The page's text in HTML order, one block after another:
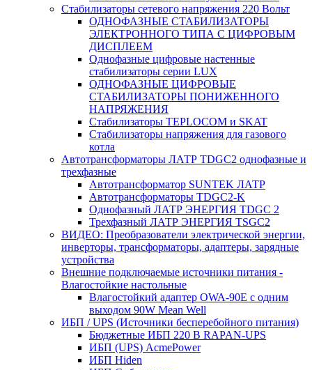
Стабилизаторы сетевого напряжения 220 Вольт
ОДНОФАЗНЫЕ СТАБИЛИЗАТОРЫ
ЭЛЕКТРОННОГО ТИПА С ЦИФРОВЫМ
ДИСПЛЕЕМ
Однофазные цифровые настенные
стабилизаторы серии LUX
ОДНОФАЗНЫЕ ЦИФРОВЫЕ
СТАБИЛИЗАТОРЫ ПОНИЖЕННОГО
НАПРЯЖЕНИЯ
Стабилизаторы TEPLOCOM и SKAT
Стабилизаторы напряжения для газового
котла
Автотрансформаторы ЛАТР TDGC2 однофазные и
трехфазные
Автотрансформатор SUNTEK ЛАТР
Автотрансформаторы TDGC2-K
Однофазный ЛАТР ЭНЕРГИЯ TDGC 2
Трехфазный ЛАТР ЭНЕРГИЯ TSGC2
ВИДЕО: Преобразователи электрической энергии,
инверторы, трансформаторы, адаптеры, зарядные
устройства
Внешние подключаемые источники питания -
Влагостойкие настольные
Влагостойкий адаптер OWA-90E с одним
выходом 90W Mean Well
ИБП / UPS (Источники бесперебойного питания)
Бюджетные ИБП 220 В RAPAN-UPS
ИБП (UPS) AcmePower
ИБП Hiden